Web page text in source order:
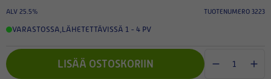
ALV 25.5% TUOTENUMERO 3223
VARASTOSSA,LÄHETETTÄVISSÄ 1 - 4 PV
LISÄÄ OSTOSKORIIN